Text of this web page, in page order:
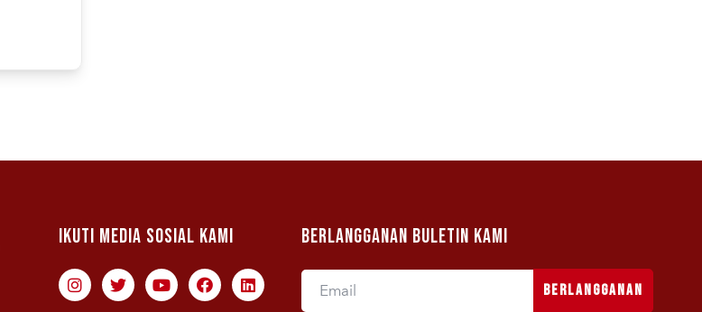
Ikuti Media Sosial Kami Berlangganan Buletin Kami
Berlangganan